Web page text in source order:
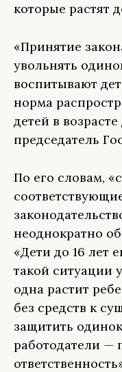
которые растят
«Принятие
увольнять
воспитывают
норма
детей в
председатель
По его словам,
неоднократно
«Дети до 16 лет
такой ситуации
одна растит
без средств к
защитить
работодатели —